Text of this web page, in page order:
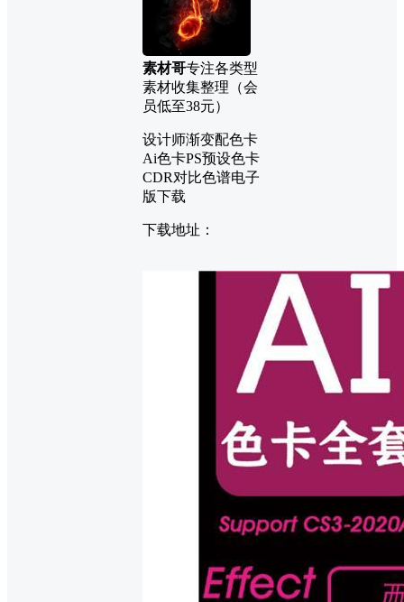
素材哥专注各类型
素材收集整理（会
员低至38元）
设计师渐变配色卡
Ai色卡PS预设色卡
CDR对比色谱电子
版下载
下载地址：